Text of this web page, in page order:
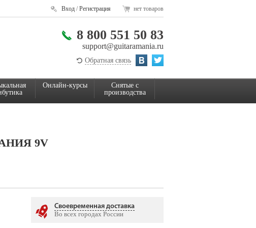
Вход /Регистрация нет товаров
8 800 551 50 83
support@guitaramania.ru
Обратная связь
Онлайн-курсы
Снятые с
производства
9V
Своевременная доставка
Во всех городах России